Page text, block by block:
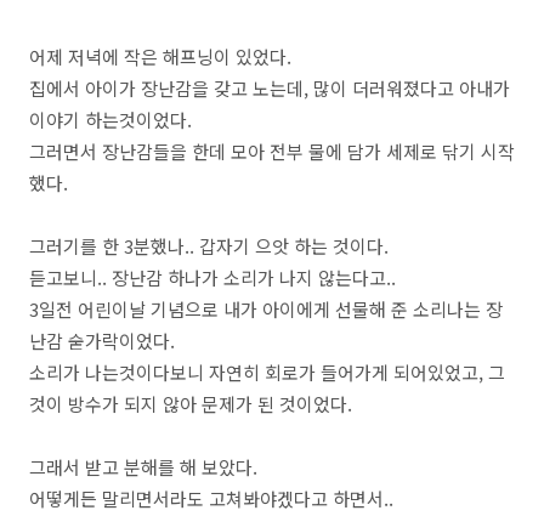
어제 저녁에 작은 해프닝이 있었다.
집에서 아이가 장난감을 갖고 노는데, 많이 더러워졌다고 아내가
이야기 하는것이었다.
그러면서 장난감들을 한데 모아 전부 물에 담가 세제로 닦기 시작
했다.
그러기를 한 3분했나.. 갑자기 으앗 하는 것이다.
듣고보니.. 장난감 하나가 소리가 나지 않는다고..
3일전 어린이날 기념으로 내가 아이에게 선물해 준 소리나는 장
난감 숟가락이었다.
소리가 나는것이다보니 자연히 회로가 들어가게 되어있었고, 그
것이 방수가 되지 않아 문제가 된 것이었다.
그래서 받고 분해를 해 보았다.
어떻게든 말리면서라도 고쳐봐야겠다고 하면서..